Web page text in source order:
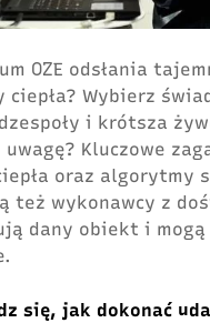
OZE odsłania
ciepła? Wybierz
i krótsza
Kluczowe
oraz algorytmy
też wykonawcy z
dany obiekt i mogą
się, jak dokonać